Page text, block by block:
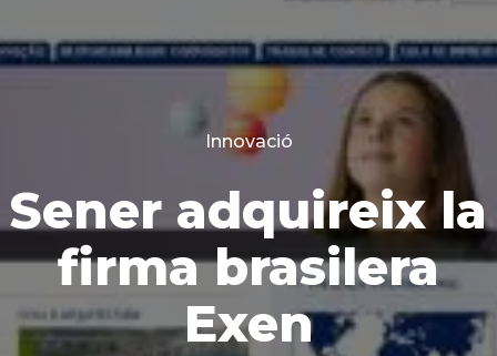
Categories
Innovació
Sener adquireix la
firma brasilera
Exen